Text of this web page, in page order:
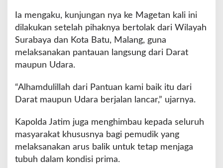
a
n
g
a
Ia mengaku, kunjungan nya ke Magetan kali ini
dilakukan setelah pihaknya bertolak dari Wilayah
Surabaya dan Kota Batu, Malang, guna
melaksanakan pantauan langsung dari Darat
maupun Udara.
“Alhamdulillah dari Pantuan kami baik itu dari
Darat maupun Udara berjalan lancar,” ujarnya.
Kapolda Jatim juga menghimbau kepada seluruh
masyarakat khususnya bagi pemudik yang
melaksanakan arus balik untuk tetap menjaga
tubuh dalam kondisi prima.